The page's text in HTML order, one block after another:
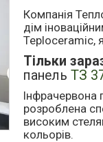
Компанія
дім
Teploceramic,
Тільки
панель ТЗ
Інфрачервона
розроблена
високим
кольорів.